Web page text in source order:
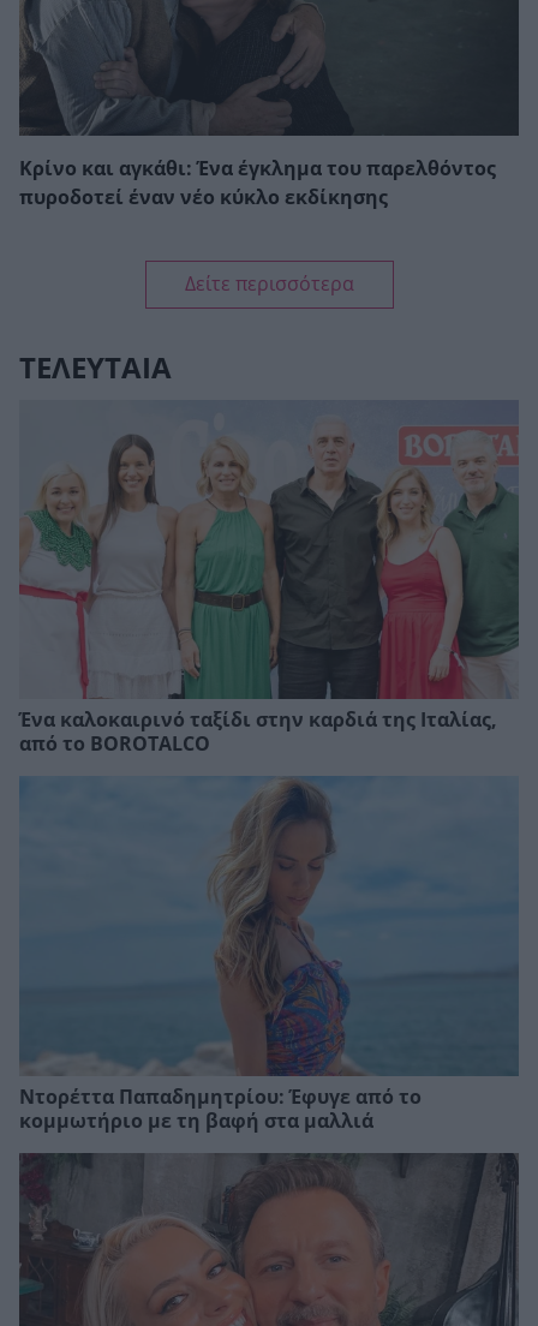
Κρίνο και αγκάθι: Ένα έγκλημα του παρελθόντος
πυροδοτεί έναν νέο κύκλο εκδίκησης
Δείτε περισσότερα
ΤΕΛΕΥΤΑΙΑ
Ένα καλοκαιρινό ταξίδι στην καρδιά της Ιταλίας,
από το BOROTALCO
Ντορέττα Παπαδημητρίου: Έφυγε από το
κομμωτήριο με τη βαφή στα μαλλιά